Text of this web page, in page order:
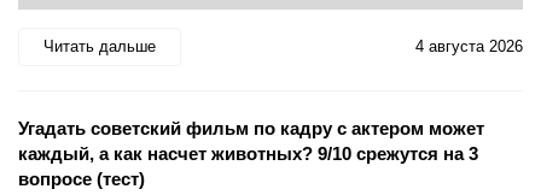
Читать дальше 4 августа 2026
Угадать советский фильм по кадру с актером может
каждый, а как насчет животных? 9/10 срежутся на 3
вопросе (тест)